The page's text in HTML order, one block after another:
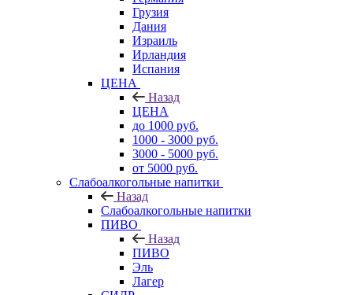
Грузия
Дания
Израиль
Ирландия
Испания
ЦЕНА
Назад
ЦЕНА
до 1000 руб.
1000 - 3000 руб.
3000 - 5000 руб.
от 5000 руб.
Слабоалкогольные напитки
Назад
Слабоалкогольные напитки
ПИВО
Назад
ПИВО
Эль
Лагер